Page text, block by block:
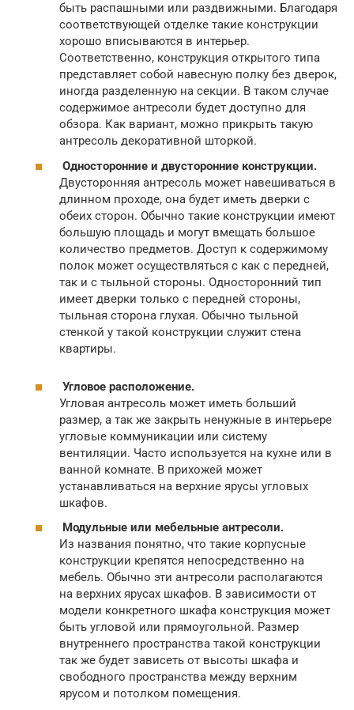
быть распашными или раздвижными. Благодаря
соответствующей отделке такие конструкции
хорошо вписываются в интерьер.
Соответственно, конструкция открытого типа
представляет собой навесную полку без дверок,
иногда разделенную на секции. В таком случае
содержимое антресоли будет доступно для
обзора. Как вариант, можно прикрыть такую
антресоль декоративной шторкой.
Односторонние и двусторонние конструкции.
Двусторонняя антресоль может навешиваться в
длинном проходе, она будет иметь дверки с
обеих сторон. Обычно такие конструкции имеют
большую площадь и могут вмещать большое
количество предметов. Доступ к содержимому
полок может осуществляться с как с передней,
так и с тыльной стороны. Односторонний тип
имеет дверки только с передней стороны,
тыльная сторона глухая. Обычно тыльной
стенкой у такой конструкции служит стена
квартиры.
Угловое расположение.
Угловая антресоль может иметь больший
размер, а так же закрыть ненужные в интерьере
угловые коммуникации или систему
вентиляции. Часто используется на кухне или в
ванной комнате. В прихожей может
устанавливаться на верхние ярусы угловых
шкафов.
Модульные или мебельные антресоли.
Из названия понятно, что такие корпусные
конструкции крепятся непосредственно на
мебель. Обычно эти антресоли располагаются
на верхних ярусах шкафов. В зависимости от
модели конкретного шкафа конструкция может
быть угловой или прямоугольной. Размер
внутреннего пространства такой конструкции
так же будет зависеть от высоты шкафа и
свободного пространства между верхним
ярусом и потолком помещения.